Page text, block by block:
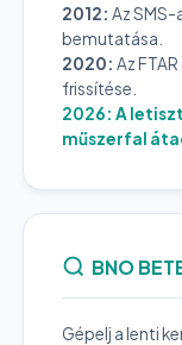
2012: Az
bemutatása.
2020: Az
frissítése.
2026: A
műszerfal
BNO
Gépelj a lenti